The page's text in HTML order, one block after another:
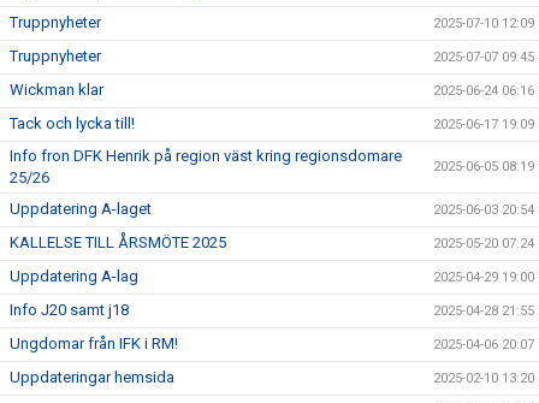
Truppnyheter 2025-07-10 12:09
Truppnyheter 2025-07-07 09:45
Wickman klar 2025-06-24 06:16
Tack och lycka till! 2025-06-17 19:09
Info fron DFK Henrik på region väst kring regionsdomare
25/26
2025-06-05 08:19
Uppdatering A-laget 2025-06-03 20:54
KALLELSE TILL ÅRSMÖTE 2025 2025-05-20 07:24
Uppdatering A-lag 2025-04-29 19:00
Info J20 samt j18 2025-04-28 21:55
Ungdomar från IFK i RM! 2025-04-06 20:07
Uppdateringar hemsida 2025-02-10 13:20